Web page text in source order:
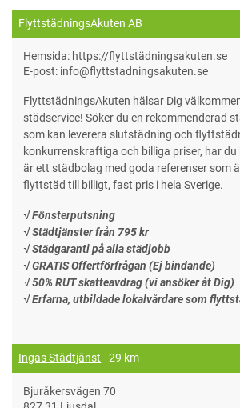
FlyttstädningsAkuten AB
Hemsida: https://flyttstädningsakuten.se
E-post: info@flyttstadningsakuten.se
FlyttstädningsAkuten hälsar Dig
städservice! Söker du en rekommenderad
som kan leverera slutstädning och
konkurrenskraftiga och billiga priser, har
är ett städbolag med goda referenser som
flyttstäd till billigt, fast pris i hela Sverige.
√ Fönsterputsning
√ Städtjänster från 795 kr
√ Städgaranti på alla städjobb
√ GRATIS Offertförfrågan (Ej bindande)
√ 50% RUT skatteavdrag (vi ansöker åt Dig)
√ Erfarna, utbildade lokalvårdare som
Ingas Städtjänst - 29 km
Bjuråkersvägen 70